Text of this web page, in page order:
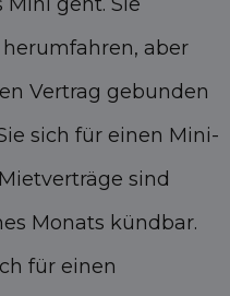
aber
Vertrag gebunden
sich für einen Mini-
sind
Monats kündbar.
für einen